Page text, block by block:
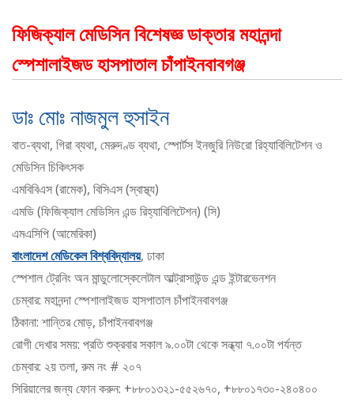
ফিজিক্যাল মেডিসিন বিশেষজ্ঞ ডাক্তার মহানন্দা
স্পেশালাইজড হাসপাতাল চাঁপাইনবাবগঞ্জ
ডাঃ মোঃ নাজমুল হুসাইন
বাত-ব্যথা, গিরা ব্যথা, মেরুদণ্ড ব্যথা, স্পোর্টস ইনজুরি নিউরো রিহ্যাবিলিটেশন ও
মেডিসিন চিকিৎসক
এমবিবিএস (রামেক), বিসিএস (স্বাস্থ্য)
এমডি (ফিজিক্যাল মেডিসিন এন্ড রিহ্যাবিলিটেশন) (সি)
এমএসিপি (আমেরিকা)
বাংলাদেশ মেডিকেল বিশ্ববিদ্যালয়, ঢাকা
স্পেশাল ট্রেনিং অন মান্ডুলোস্কেলেটাল আল্ট্রাসাউন্ড এন্ড ইন্টারভেনশন
চেম্বার: মহানন্দা স্পেশালাইজড হাসপাতাল চাঁপাইনবাবগঞ্জ
ঠিকানা: শান্তির মোড়, চাঁপাইনবাবগঞ্জ
রোগী দেখার সময়: প্রতি শুক্রবার সকাল ৯.০০টা থেকে সন্ধ্যা ৭.০০টা পর্যন্ত
চেম্বার: ২য় তলা, রুম নং # ২০৭
সিরিয়ালের জন্য ফোন করুন: +৮৮০১৩২১-৫৫২৬৭০, +৮৮০১৭৩০-২৪০৪০০